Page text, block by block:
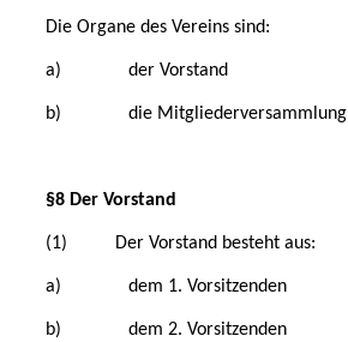
Die Organe des Vereins sind:
a) der Vorstand
b) die Mitgliederversammlung
§8 Der Vorstand
(1) Der Vorstand besteht aus:
a) dem 1. Vorsitzenden
b) dem 2. Vorsitzenden